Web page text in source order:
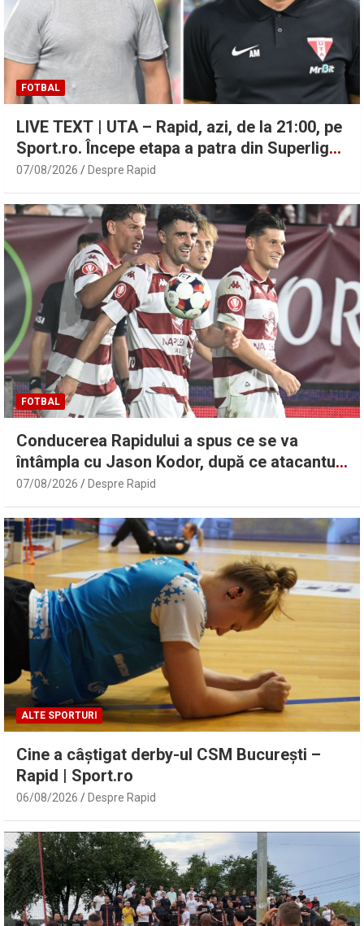
FOTBAL
LIVE TEXT | UTA – Rapid, azi, de la 21:00, pe
Sport.ro. Începe etapa a patra din Superligă!
| Sport.ro
07/08/2026 Despre Rapid
FOTBAL
Conducerea Rapidului a spus ce se va
întâmpla cu Jason Kodor, după ce atacantul
Filip Stojilkovic a semnat
07/08/2026 Despre Rapid
ALTE SPORTURI
Cine a câștigat derby-ul CSM București –
Rapid | Sport.ro
06/08/2026 Despre Rapid